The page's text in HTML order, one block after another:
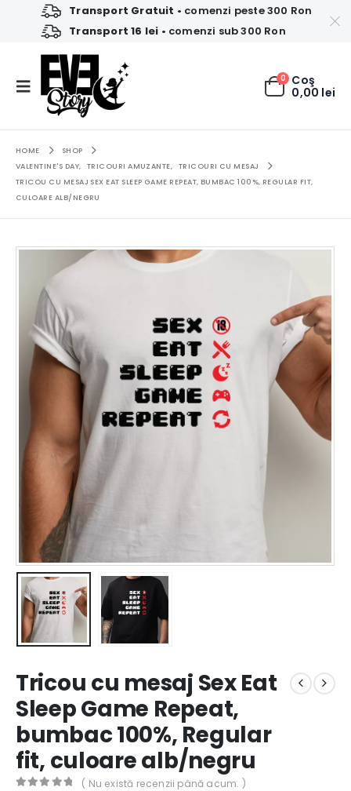
Transport Gratuit • comenzi peste 300 Ron
Transport 16 lei • comenzi sub 300 Ron
0 Coş
0,00 lei
HOME
SHOP
VALENTINE'S DAY, TRICOURI AMUZANTE,
TRICOURI CU MESAJ
TRICOU CU MESAJ SEX EAT SLEEP GAME REPEAT, BUMBAC 100%, REGULAR FIT,
CULOARE ALB/NEGRU
Tricou cu mesaj Sex Eat
Sleep Game Repeat,
bumbac 100%, Regular
fit, culoare alb/negru
( Nu există recenzii până acum. )